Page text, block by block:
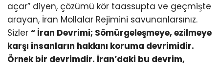
açar” diyen, çözümü kör taassupta ve geçmişte
arayan, İran Mollalar Rejimini savunanlarsınız.
Sizler “ İran Devrimi; Sömürgeleşmeye, ezilmeye
karşı insanların hakkını koruma devrimidir.
Örnek bir devrimdir. İran’daki bu devrim,